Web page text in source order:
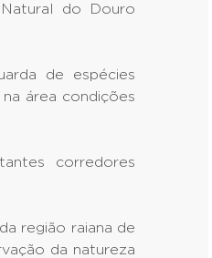
do Douro
de espécies
área condições
corredores
região raiana de
da natureza